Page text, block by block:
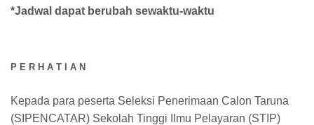
*Jadwal dapat berubah sewaktu-waktu
P E R H A T I A N
Kepada para peserta Seleksi Penerimaan Calon Taruna
(SIPENCATAR) Sekolah Tinggi Ilmu Pelayaran (STIP)